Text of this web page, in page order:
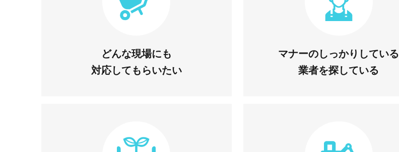
どんな現場にも
対応してもらいたい
マナーのしっかりしている
業者を探している